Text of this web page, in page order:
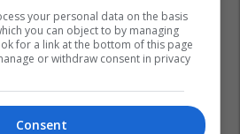
your personal data on the basis
you can object to by managing
for a link at the bottom of this page
or withdraw consent in privacy
Consent